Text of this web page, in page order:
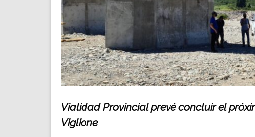
Vialidad Provincial prevé concluir el
Viglione